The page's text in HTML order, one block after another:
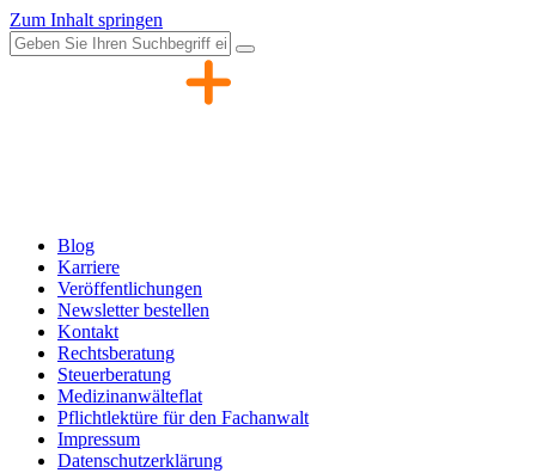
Zum Inhalt springen
Blog
Karriere
Veröffentlichungen
Newsletter bestellen
Kontakt
Rechtsberatung
Steuerberatung
Medizinanwälteflat
Pflichtlektüre für den Fachanwalt
Impressum
Datenschutzerklärung